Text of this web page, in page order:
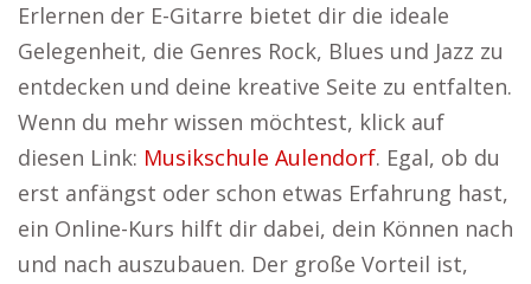
Erlernen der E-Gitarre bietet dir die ideale
Gelegenheit, die Genres Rock, Blues und Jazz zu
entdecken und deine kreative Seite zu entfalten.
Wenn du mehr wissen möchtest, klick auf
diesen Link: Musikschule Aulendorf. Egal, ob du
erst anfängst oder schon etwas Erfahrung hast,
ein Online-Kurs hilft dir dabei, dein Können nach
und nach auszubauen. Der große Vorteil ist,